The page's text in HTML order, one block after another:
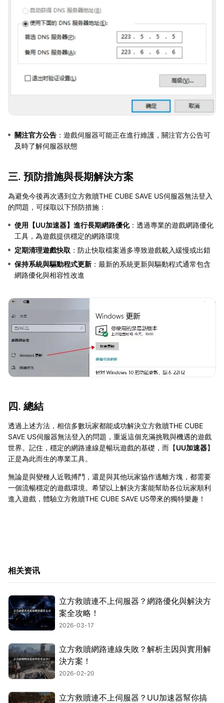
關注官方公告 ：遊戲伺服器可能正在進行維護，關注官方公告可
及時了解伺服器狀態
三. 預防措施與長期解決方案
為避免今後再次遇到立方救贖THE CUBE SAVE US伺服器無法登入
的問題，可採取以下預防措施：
使用【UU加速器】進行長期網路優化：透過專業的遊戲網路優化
工具，為遊戲提供穩定的網路環境
定期清理遊戲快取 ：防止快取檔案過多導致遊戲載入緩慢或出錯
保持系統與驅動程式更新 ：最新的系統更新與驅動程式通常包含
網路優化與相容性改進
四. 總結
透過上述方法，相信多數玩家都能成功解決立方救贖THE CUBE
SAVE US伺服器無法登入的問題，重返這個充滿挑戰與機遇的遊戲
世界。記住，穩定的網路連線是暢玩遊戲的基礎，而【UU加速器】
正是為此而生的專業工具。
無論是與變種人近戰搏鬥，還是與其他玩家協作逃離方塊，都需要
一個流暢穩定的遊戲環境。希望以上解決方案能幫助各位玩家順利
進入遊戲，體驗立方救贖THE CUBE SAVE US帶來的獨特樂趣！
相关资讯
立方救贖連不上伺服器？網路優化與解決方
案全攻略！
2026-03-17
立方救贖網路連線失敗？解析主因與實用解
決方案！
2026-02-20
立方救贖連不上伺服器？UU加速器幫你搞